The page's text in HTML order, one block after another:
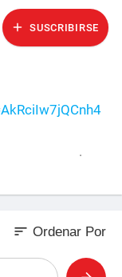
SUSCRIBIRSE
crece, vive y
olvida.
sort Ordenar Por